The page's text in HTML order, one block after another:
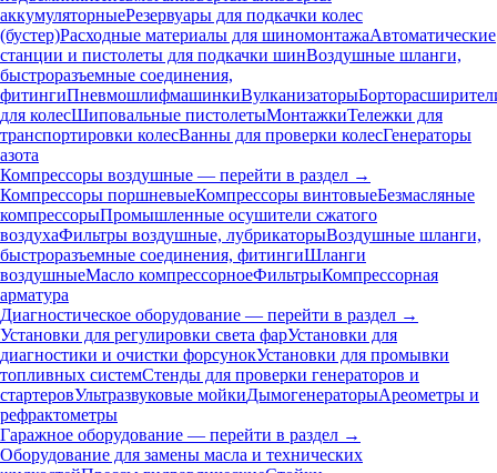
аккумуляторныеРезервуары для подкачки колес
(бустер)Расходные материалы для шиномонтажаАвтоматические
станции и пистолеты для подкачки шинВоздушные шланги,
быстроразъемные соединения,
фитингиПневмошлифмашинкиВулканизаторы
для колесШиповальные пистолетыМонтажкиТележки для
транспортировки колесВанны для проверки колесГенераторы
азота
Компрессоры воздушные — перейти в раздел →
Компрессоры поршневыеКомпрессоры винтовыеБезмасляные
компрессорыПромышленные осушители сжатого
воздухаФильтры воздушные, лубрикаторыВоздушные шланги,
быстроразъемные соединения, фитингиШланги
воздушныеМасло компрессорноеФильтрыКомпрессорная
арматура
Диагностическое оборудование — перейти в раздел →
Установки для регулировки света фарУстановки для
диагностики и очистки форсунокУстановки для промывки
топливных системСтенды для проверки генераторов и
стартеровУльтразвуковые мойкиДымогенераторыАреометры и
рефрактометры
Гаражное оборудование — перейти в раздел →
Оборудование для замены масла и технических